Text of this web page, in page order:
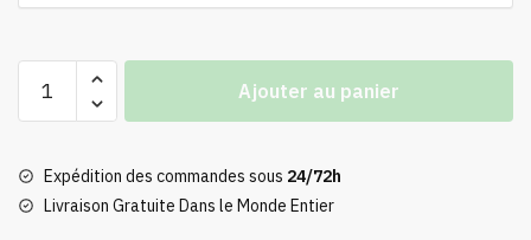
Le
Minimaliste
Ajouter au panier
Expédition des commandes sous 24/72h
Livraison Gratuite Dans le Monde Entier